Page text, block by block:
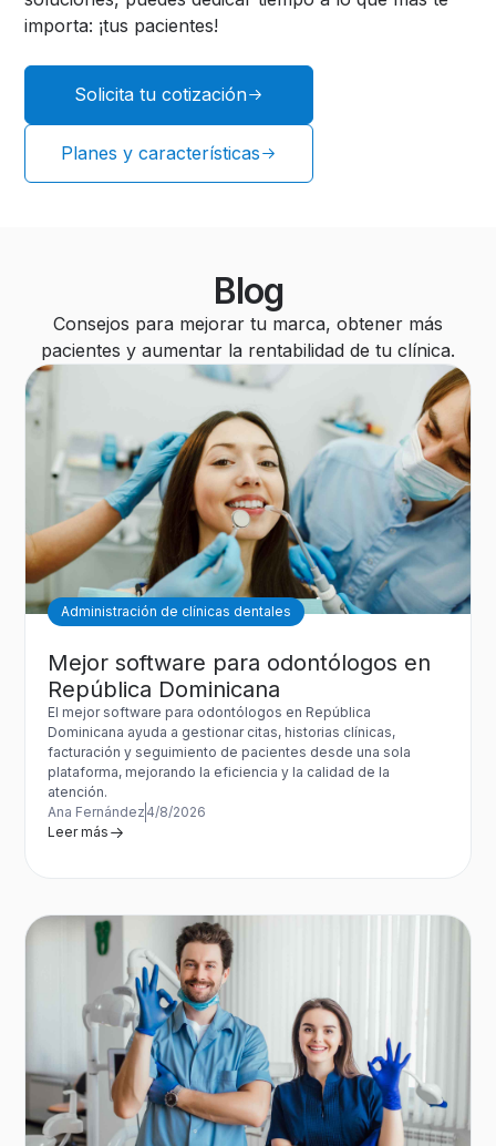
importa: ¡tus pacientes!
Solicita tu cotización
Planes y características
Blog
Consejos para mejorar tu marca, obtener más
pacientes y aumentar la rentabilidad de tu clínica.
Administración de clínicas dentales
Mejor software para odontólogos en
República Dominicana
El mejor software para odontólogos en República
Dominicana ayuda a gestionar citas, historias clínicas,
facturación y seguimiento de pacientes desde una sola
plataforma, mejorando la eficiencia y la calidad de la
atención.
Ana Fernández 4/8/2026
Leer más